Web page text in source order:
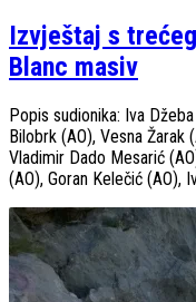
Izvještaj s
Blanc masiv
Popis sudionika: Iva
Bilobrk (AO), Vesna Žarak
Vladimir Dado Mesarić
(AO), Goran Kelečić (AO),